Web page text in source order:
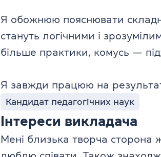
Я обожнюю пояснювати
стануть логічними і
більше практики, комусь —
Я завжди працюю на
Кандидат педагогічних наук
Інтереси викладача
Мені близька творча сторона